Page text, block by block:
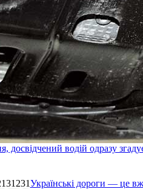
досвідчений водій одразу
Українські дороги — це